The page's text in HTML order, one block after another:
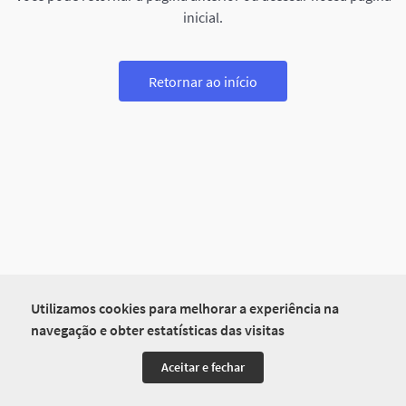
Utilizamos cookies para melhorar a experiência na
navegação e obter estatísticas das visitas
Aceitar e fechar
inicial.
Retornar ao início